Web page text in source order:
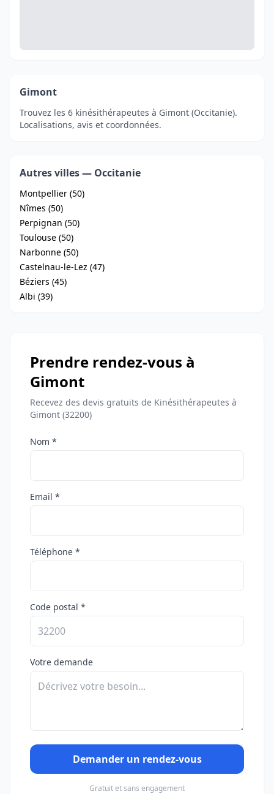
Gimont
Trouvez les 6 kinésithérapeutes à Gimont (Occitanie).
Localisations, avis et coordonnées.
Autres villes — Occitanie
Montpellier (50)
Nîmes (50)
Perpignan (50)
Toulouse (50)
Narbonne (50)
Castelnau-le-Lez (47)
Béziers (45)
Albi (39)
Prendre rendez-vous à
Gimont
Recevez des devis gratuits de Kinésithérapeutes à
Gimont (32200)
Nom *
Email *
Téléphone *
Code postal *
Votre demande
Demander un rendez-vous
Gratuit et sans engagement